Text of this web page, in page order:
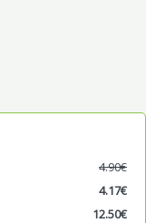
4.90€
4.17€
12.50€